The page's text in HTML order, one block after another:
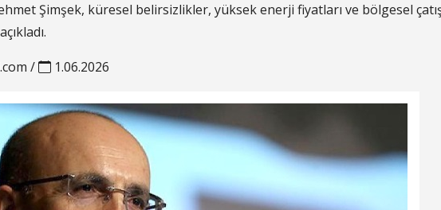
Şimşek, küresel belirsizlikler, yüksek enerji fiyatları ve bölgesel
/ 1.06.2026